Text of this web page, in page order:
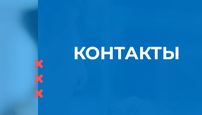
×
×
×
КОНТАКТЫ